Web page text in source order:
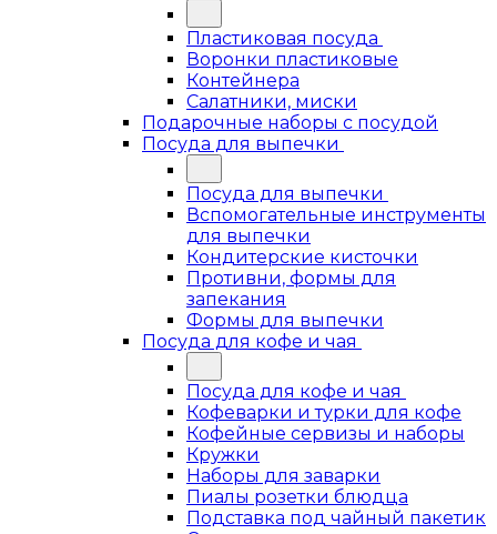
Пластиковая посуда
Воронки пластиковые
Контейнера
Салатники, миски
Подарочные наборы с посудой
Посуда для выпечки
Посуда для выпечки
Вспомогательные инструменты
для выпечки
Кондитерские кисточки
Противни, формы для
запекания
Формы для выпечки
Посуда для кофе и чая
Посуда для кофе и чая
Кофеварки и турки для кофе
Кофейные сервизы и наборы
Кружки
Наборы для заварки
Пиалы розетки блюдца
Подставка под чайный пакетик